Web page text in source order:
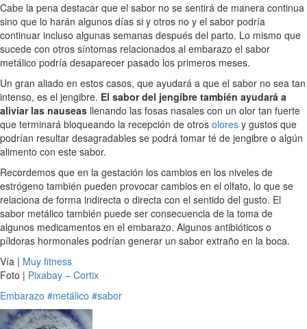
Cabe la pena destacar que el sabor no se sentirá de manera continua
sino que lo harán algunos días si y otros no y el sabor podría
continuar incluso algunas semanas después del parto. Lo mismo que
sucede con otros síntomas relacionados al embarazo el sabor
metálico podría desaparecer pasado los primeros meses.
Un gran aliado en estos casos, que ayudará a que el sabor no sea tan
intenso, es el jengibre. El sabor del jengibre también ayudará a
aliviar las nauseas llenando las fosas nasales con un olor tan fuerte
que terminará bloqueando la recepción de otros olores y gustos que
podrían resultar desagradables se podrá tomar té de jengibre o algún
alimento con este sabor.
Recordemos que en la gestación los cambios en los niveles de
estrógeno también pueden provocar cambios en el olfato, lo que se
relaciona de forma indirecta o directa con el sentido del gusto. El
sabor metálico también puede ser consecuencia de la toma de
algunos medicamentos en el embarazo. Algunos antibióticos o
píldoras hormonales podrían generar un sabor extraño en la boca.
Vía | Muy fitness
Foto | Pixabay – Cortix
Embarazo #metálico #sabor